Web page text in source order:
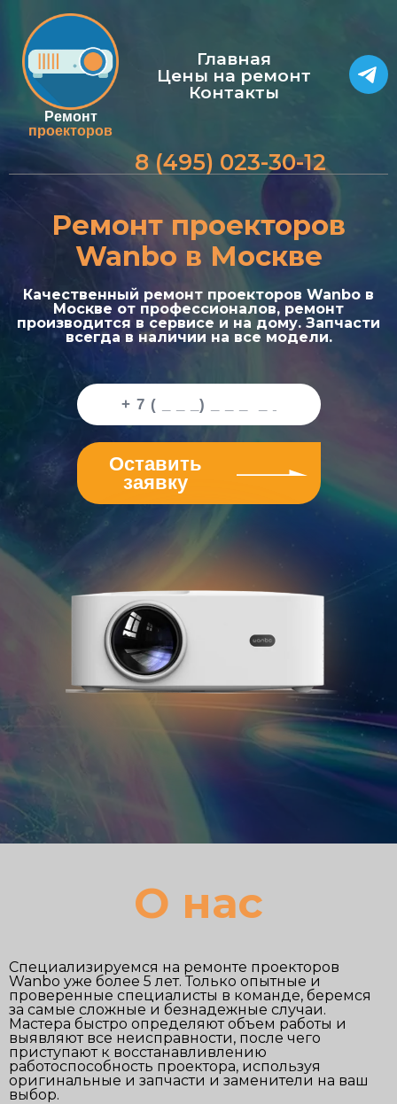
Ремонт
проекторов
Главная
Цены на ремонт
Контакты
8 (495) 023-30-12
Ремонт проекторов
Wanbo в Москве
Качественный ремонт проекторов Wanbo в
Москве от профессионалов, ремонт
производится в сервисе и на дому. Запчасти
всегда в наличии на все модели.
Оставить
заявку
О нас
Специализируемся на ремонте проекторов
Wanbo уже более 5 лет. Только опытные и
проверенные специалисты в команде, беремся
за самые сложные и безнадежные случаи.
Мастера быстро определяют объем работы и
выявляют все неисправности, после чего
приступают к восстанавливлению
работоспособность проектора, используя
оригинальные и запчасти и заменители на ваш
выбор.